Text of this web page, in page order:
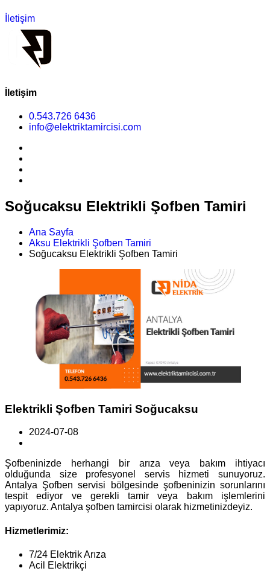
İletişim
İletişim
0.543.726 6436
info@elektriktamircisi.com
Soğucaksu Elektrikli Şofben Tamiri
Ana Sayfa
Aksu Elektrikli Şofben Tamiri
Soğucaksu Elektrikli Şofben Tamiri
Elektrikli Şofben Tamiri Soğucaksu
2024-07-08
Şofbeninizde herhangi bir arıza veya bakım ihtiyacı
olduğunda size profesyonel servis hizmeti sunuyoruz.
Antalya Şofben servisi bölgesinde şofbeninizin sorunlarını
tespit ediyor ve gerekli tamir veya bakım işlemlerini
yapıyoruz. Antalya şofben tamircisi olarak hizmetinizdeyiz.
Hizmetlerimiz:
7/24 Elektrik Arıza
Acil Elektrikçi